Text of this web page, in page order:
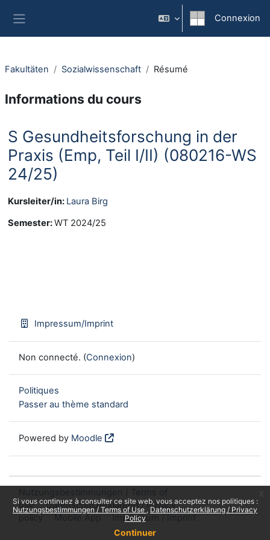
Si vous continuez à consulter ce site web, vous acceptez nos politiques :
Nutzungsbestimmungen / Terms of Use
Datenschutzerklärung / Privacy
Policy
Continuer
Connexion
Fakultäten Sozialwissenschaft Résumé
Informations du cours
S Gesundheitsforschung in der
Praxis (Emp, Teil I/II) (080216-WS
24/25)
Kursleiter/in: Laura Birg
Semester:WT 2024/25
Impressum/Imprint
Non connecté. (Connexion)
Politiques
Passer au thème standard
Powered by Moodle
use
Datenschutzerklärung / Privacy
policy
Mobile App Impressum / Imprint